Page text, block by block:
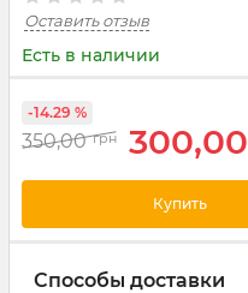
Оставить отзыв
Есть в наличии
350,00 грн 300,00
-14.29 %
Купить
Способы доставки